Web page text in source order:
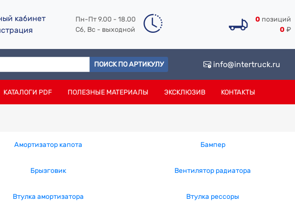
кабинет
Пн-Пт 9.00 - 18.00
Сб, Вс - выходной
0 позиций
0 ₽
ПОИСК ПО АРТИКУЛУ info@intertruck.ru
КАТАЛОГИ PDF ПОЛЕЗНЫЕ МАТЕРИАЛЫ ЭКСКЛЮЗИВ КОНТАКТЫ
Амортизатор капота Бампер
Брызговик Вентилятор радиатора
Втулка амортизатора Втулка рессоры